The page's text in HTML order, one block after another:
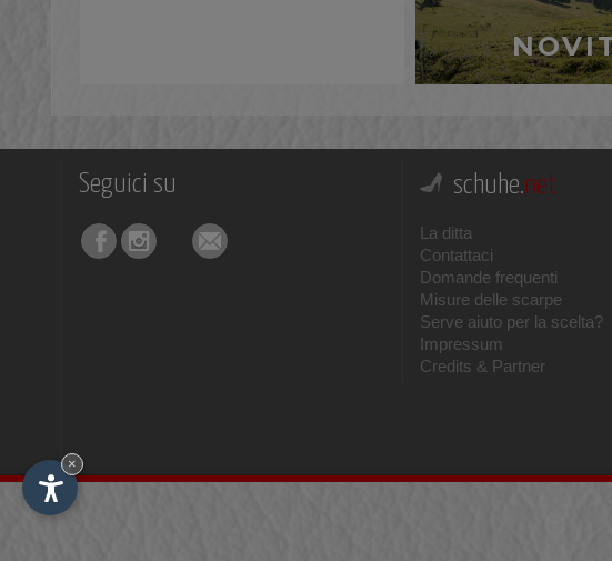
Seguici su schuhe.net
La ditta
Contattaci
Domande frequenti
Misure delle scarpe
Serve aiuto per la scelta?
Impressum
Credits & Partner
×